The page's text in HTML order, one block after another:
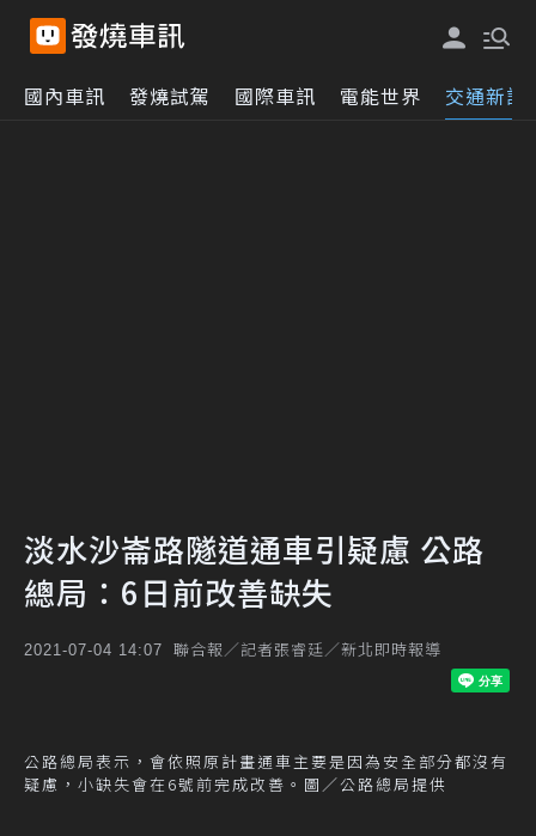
國內車訊 發燒試駕 國際車訊 電能世界 交通新訊
淡水沙崙路隧道通車引疑慮 公路
總局：6日前改善缺失
2021-07-04 14:07 聯合報／記者張睿廷／新北即時報導
公路總局表示，會依照原計畫通車主要是因為安全部分都沒有
疑慮，小缺失會在6號前完成改善。圖／公路總局提供